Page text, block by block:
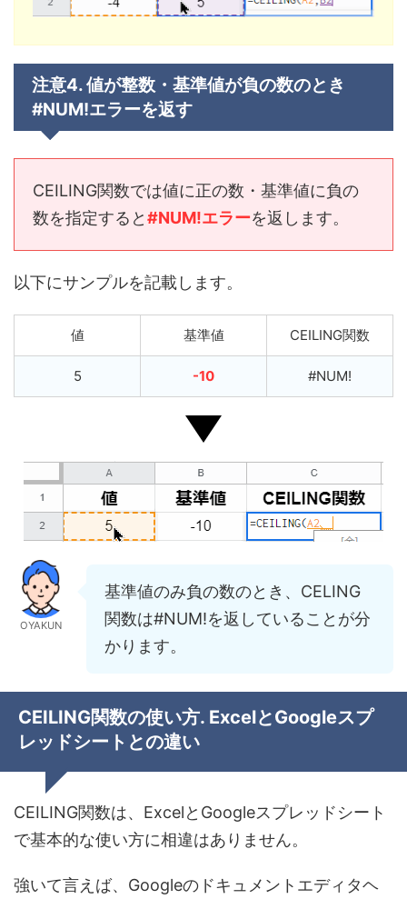
注意4. 値が整数・基準値が負の数のとき
#NUM!エラーを返す
CEILING関数では値に正の数・基準値に負の
数を指定すると#NUM!エラーを返します。
以下にサンプルを記載します。
値 基準値 CEILING関数
5 -10 #NUM!
OYAKUN
基準値のみ負の数のとき、CELING
関数は#NUM!を返していることが分
かります。
CEILING関数の使い方. ExcelとGoogleスプ
レッドシートとの違い
CEILING関数は、 ExcelとGoogleスプレッドシート
で基本的な使い方に相違はありません。
強いて言えば、Googleのドキュメントエディタヘ